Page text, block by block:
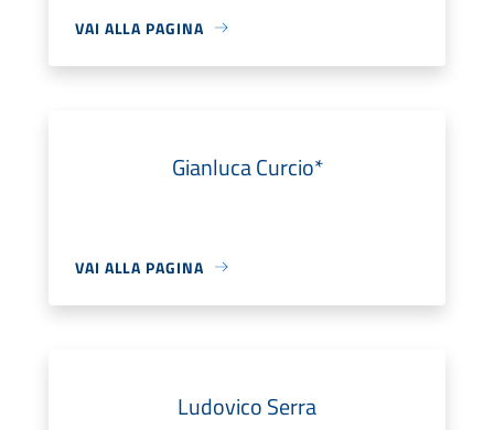
VAI ALLA PAGINA
Gianluca Curcio*
VAI ALLA PAGINA
Ludovico Serra